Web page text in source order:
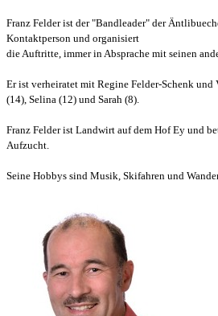
Franz Felder ist der "Bandleader" der
Kontaktperson und organisiert
die Auftritte, immer in Absprache mit seinen
Er ist verheiratet mit Regine Felder-Schenk und
(14), Selina (12) und Sarah (8).
Franz Felder ist Landwirt auf dem Hof Ey und
Aufzucht.
Seine Hobbys sind Musik, Skifahren und